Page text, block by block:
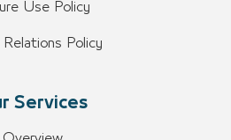
Use Policy
Relations Policy
Services